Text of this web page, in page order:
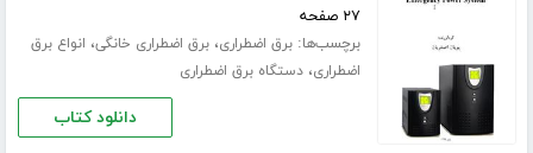
۲۷ صفحه
برچسب‌ها:برق اضطراری،برق اضطراری خانگی، انواع برق
اضطراری،دستگاه برق اضطراری
دانلود کتاب